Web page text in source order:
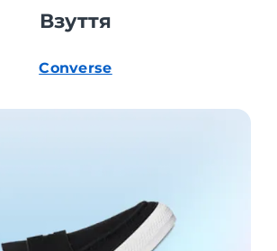
Взуття
Converse